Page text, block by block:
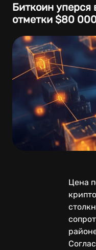
Биткоин уперся
отметки $80
Цена